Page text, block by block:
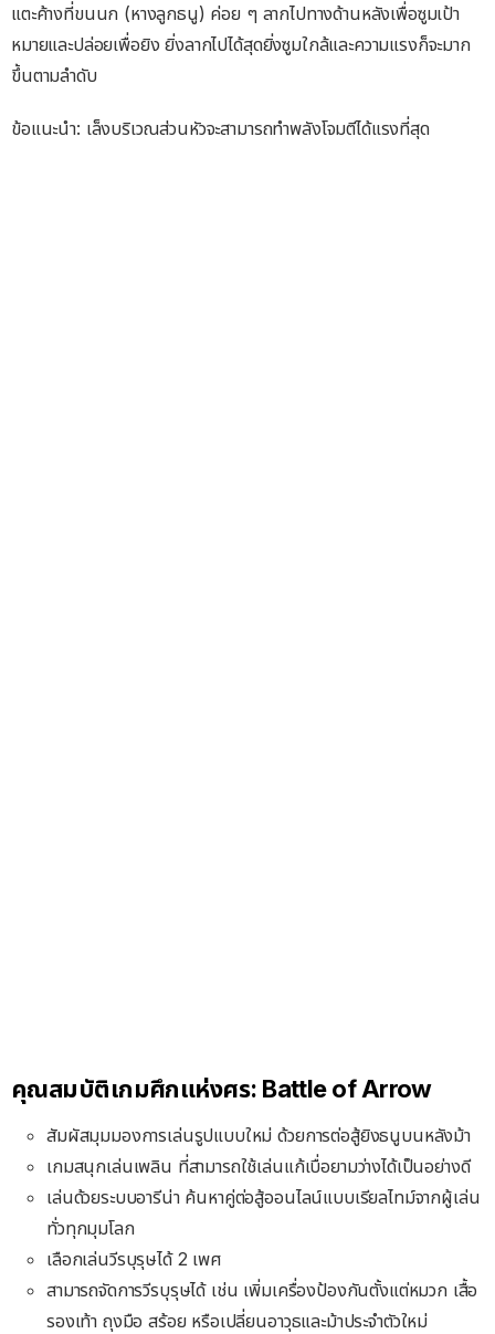
แตะค้างที่ขนนก (หางลูกธนู) ค่อย ๆ ลากไปทางด้านหลังเพื่อซูมเป้า
หมายและปล่อยเพื่อยิง ยิ่งลากไปได้สุดยิ่งซูมใกล้และความแรงก็จะมาก
ขึ้นตามลำดับ
ข้อแนะนำ: เล็งบริเวณส่วนหัวจะสามารถทำพลังโจมตีได้แรงที่สุด
คุณสมบัติเกมศึกแห่งศร: Battle of Arrow
สัมผัสมุมมองการเล่นรูปแบบใหม่ ด้วยการต่อสู้ยิงธนูบนหลังม้า
เกมสนุกเล่นเพลิน ที่สามารถใช้เล่นแก้เบื่อยามว่างได้เป็นอย่างดี
เล่นด้วยระบบอารีน่า ค้นหาคู่ต่อสู้ออนไลน์แบบเรียลไทม์จากผู้เล่น
ทั่วทุกมุมโลก
เลือกเล่นวีรบุรุษได้ 2 เพศ
สามารถจัดการวีรบุรุษได้ เช่น เพิ่มเครื่องป้องกันตั้งแต่หมวก เสื้อ
รองเท้า ถุงมือ สร้อย หรือเปลี่ยนอาวุธและม้าประจำตัวใหม่